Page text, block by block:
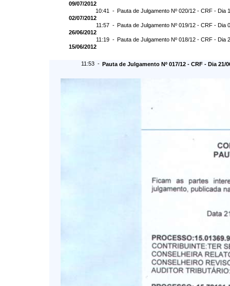
09/07/2012
10:41 - Pauta de Julgamento Nº 020/12 - CRF - Dia
02/07/2012
11:57 - Pauta de Julgamento Nº 019/12 - CRF - Dia
26/06/2012
11:19 - Pauta de Julgamento Nº 018/12 - CRF - Dia
15/06/2012
11:53 - Pauta de Julgamento Nº 017/12 - CRF - Dia 21/